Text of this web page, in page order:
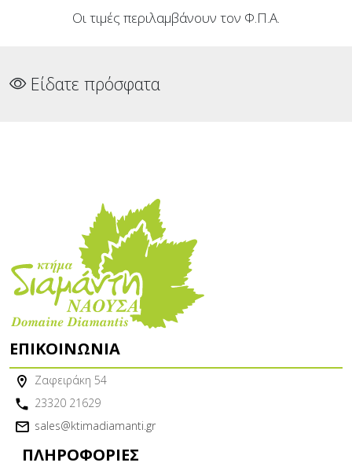
Οι τιμές περιλαμβάνουν τον Φ.Π.Α.
Είδατε πρόσφατα
ΕΠΙΚΟΙΝΩΝΊΑ
Ζαφειράκη 54
23320 21629
sales@ktimadiamanti.gr
ΠΛΗΡΟΦΟΡΊΕΣ